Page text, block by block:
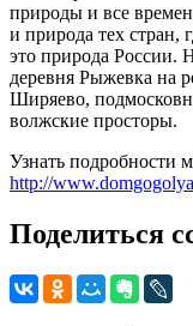
природы и все
и природа тех стран,
это природа России.
деревня Рыжевка на
Ширяево,
волжские просторы.
Узнать подробности
http://
Поделиться